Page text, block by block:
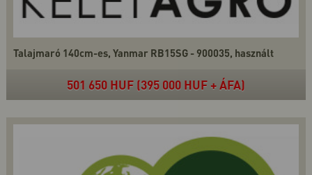
Talajmaró 140cm-es, Yanmar RB15SG - 900035, használt
501 650 HUF (395 000 HUF + ÁFA)